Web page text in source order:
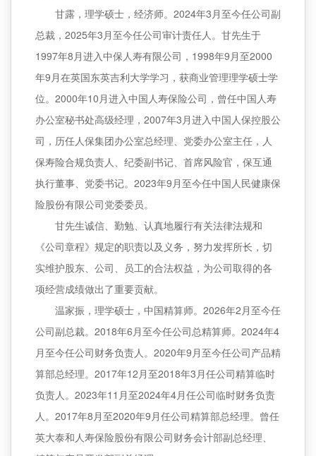
甘露，理学硕士，经济师。2024年3月至今任公司副
总裁，2025年3月至今任公司审计责任人。甘先生于
1997年8月进入中保人寿有限公司，1998年9月至2000
年9月在英国东英吉利大学学习，获商业管理理学硕士学
位。2000年10月进入中国人寿保险公司，曾任中国人寿
办公室秘书处高级经理，2007年3月进入中国人保控股公
司，历任人保集团办公室总经理、党委办公室主任，人
保寿险合规负责人、纪委副书记、首席风险官，保互通
执行董事、党委书记。2023年9月至今任中国人民健康保
险股份有限公司党委委员。
甘先生诚信、勤勉、认真地履行有关法律法规和
《公司章程》规定的职责以及义务，努力发挥所长，切
实维护股东、公司、员工的合法权益，为公司取得的各
项经营成绩做出了重要贡献。
温家振，理学硕士，中国精算师。2026年2月至今任
公司副总裁。2018年6月至今任公司总精算师。2024年4
月至今任公司财务负责人。2020年9月至今任公司产品精
算部总经理。2017年12月至2018年3月任公司精算临时
负责人。2023年11月至2024年4月任公司临时财务负责
人。2017年8月至2020年9月任公司精算部总经理。曾任
英大泰和人寿保险股份有限公司财务会计部副总经理、